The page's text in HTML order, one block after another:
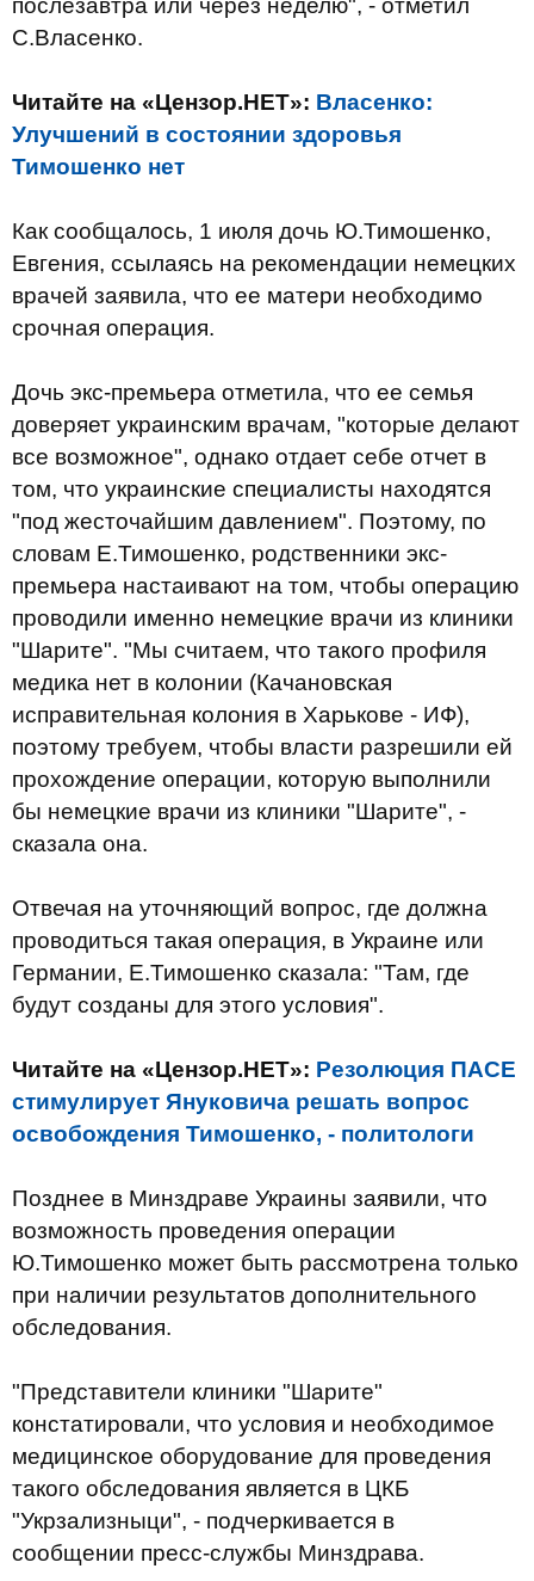
послезавтра или через неделю", - отметил
С.Власенко.
Читайте на «Цензор.НЕТ»: Власенко:
Улучшений в состоянии здоровья
Тимошенко нет
Как сообщалось, 1 июля дочь Ю.Тимошенко,
Евгения, ссылаясь на рекомендации немецких
врачей заявила, что ее матери необходимо
срочная операция.
Дочь экс-премьера отметила, что ее семья
доверяет украинским врачам, "которые делают
все возможное", однако отдает себе отчет в
том, что украинские специалисты находятся
"под жесточайшим давлением". Поэтому, по
словам Е.Тимошенко, родственники экс-
премьера настаивают на том, чтобы операцию
проводили именно немецкие врачи из клиники
"Шарите". "Мы считаем, что такого профиля
медика нет в колонии (Качановская
исправительная колония в Харькове - ИФ),
поэтому требуем, чтобы власти разрешили ей
прохождение операции, которую выполнили
бы немецкие врачи из клиники "Шарите", -
сказала она.
Отвечая на уточняющий вопрос, где должна
проводиться такая операция, в Украине или
Германии, Е.Тимошенко сказала: "Там, где
будут созданы для этого условия".
Читайте на «Цензор.НЕТ»: Резолюция ПАСЕ
стимулирует Януковича решать вопрос
освобождения Тимошенко, - политологи
Позднее в Минздраве Украины заявили, что
возможность проведения операции
Ю.Тимошенко может быть рассмотрена только
при наличии результатов дополнительного
обследования.
"Представители клиники "Шарите"
констатировали, что условия и необходимое
медицинское оборудование для проведения
такого обследования является в ЦКБ
"Укрзализныци", - подчеркивается в
сообщении пресс-службы Минздрава.